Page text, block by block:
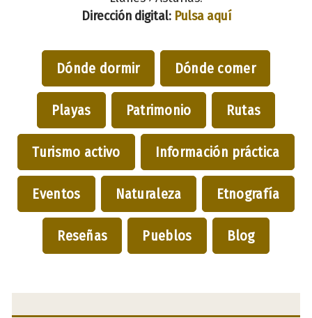
Dirección digital: Pulsa aquí
Dónde dormir Dónde comer
Playas Patrimonio Rutas
Turismo activo Información práctica
Eventos Naturaleza Etnografía
Reseñas Pueblos Blog